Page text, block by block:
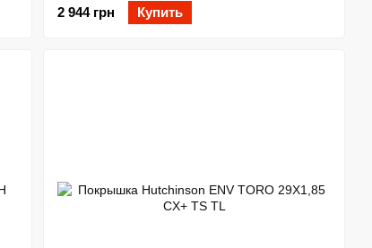
2 944 грн
Купить